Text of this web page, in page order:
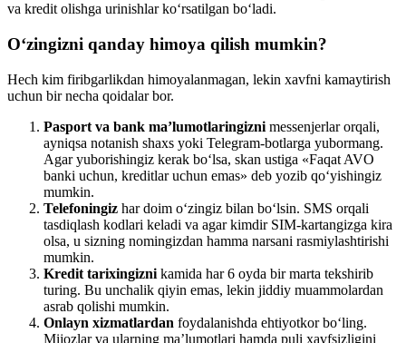
va kredit olishga urinishlar ko‘rsatilgan bo‘ladi.
O‘zingizni qanday himoya qilish mumkin?
Hech kim firibgarlikdan himoyalanmagan, lekin xavfni kamaytirish
uchun bir necha qoidalar bor.
Pasport va bank ma’lumotlaringizni messenjerlar orqali,
ayniqsa notanish shaxs yoki Telegram-botlarga yubormang.
Agar yuborishingiz kerak bo‘lsa, skan ustiga «Faqat AVO
banki uchun, kreditlar uchun emas» deb yozib qo‘yishingiz
mumkin.
Telefoningiz har doim o‘zingiz bilan bo‘lsin. SMS orqali
tasdiqlash kodlari keladi va agar kimdir SIM-kartangizga kira
olsa, u sizning nomingizdan hamma narsani rasmiylashtirishi
mumkin.
Kredit tarixingizni kamida har 6 oyda bir marta tekshirib
turing. Bu unchalik qiyin emas, lekin jiddiy muammolardan
asrab qolishi mumkin.
Onlayn xizmatlardan foydalanishda ehtiyotkor bo‘ling.
Mijozlar va ularning ma’lumotlari hamda puli xavfsizligini